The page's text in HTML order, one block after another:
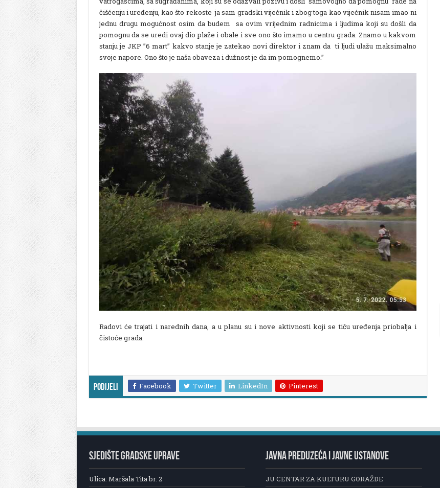
čišćenju i uređenju, kao što rekoste ja sam gradski vijećnik i zbog toga kao vijećnik nisam imao ni
jednu drugu mogućnost osim da budem sa ovim vrijednim radnicima i ljudima koji su došli da
pomognu da se uredi ovaj dio plaže i obale i sve ono što imamo u centru grada. Znamo u kakvom
stanju je JKP ”6 mart” kakvo stanje je zatekao novi direktor i znam da ti ljudi ulažu maksimalno
svoje napore. Ono što je naša obaveza i dužnost je da im pomognemo.”
Radovi će trajati i narednih dana, a u planu su i nove aktivnosti koji se tiču uređenja priobalja i
čistoće grada.
Podijeli Facebook Twitter LinkedIn Pinterest
SJEDIŠTE GRADSKE UPRAVE
Ulica: Maršala Tita br. 2
JAVNA PREDUZEĆA I JAVNE USTANOVE
JU CENTAR ZA KULTURU GORAŽDE